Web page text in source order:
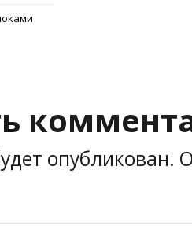
опубликован.